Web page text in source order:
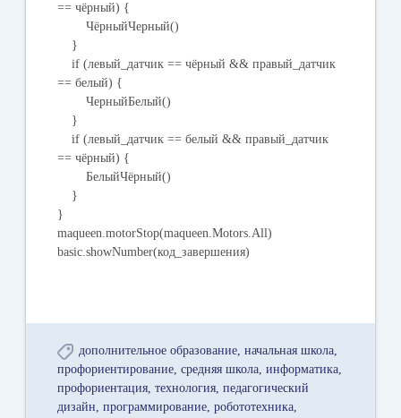
== чёрный) {
ЧёрныйЧерный()
}
if (левый_датчик == чёрный && правый_датчик
== белый) {
ЧерныйБелый()
}
if (левый_датчик == белый && правый_датчик
== чёрный) {
БелыйЧёрный()
}
}
maqueen.motorStop(maqueen.Motors.All)
basic.showNumber(код_завершения)
дополнительное образование начальная школа
профориентирование средняя школа информатика
профориентация технология педагогический
дизайн
программирование робототехника